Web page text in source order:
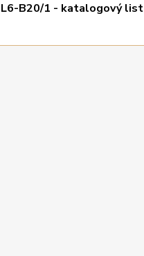
B20/1 - katalogový list